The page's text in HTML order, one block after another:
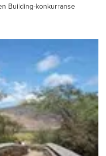
Building-konkurranse